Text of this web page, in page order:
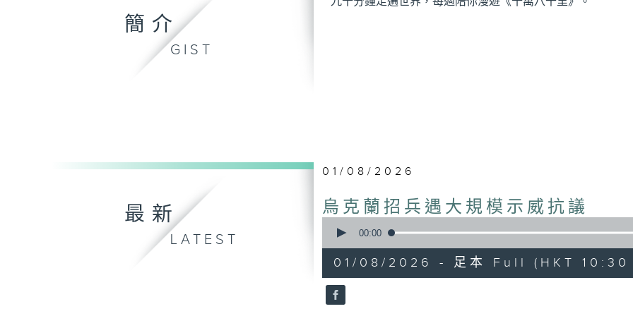
簡介
GIST
最新
LATEST
01/08/2026
烏克蘭招兵遇大規模示威抗議
seconds
hour,
15
minutes,
17
00:00
01/08/2026 - 足本 Full (HKT 10:30